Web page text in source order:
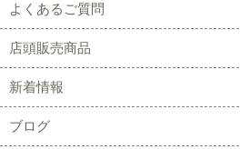
よくあるご質問
店頭販売商品
新着情報
ブログ